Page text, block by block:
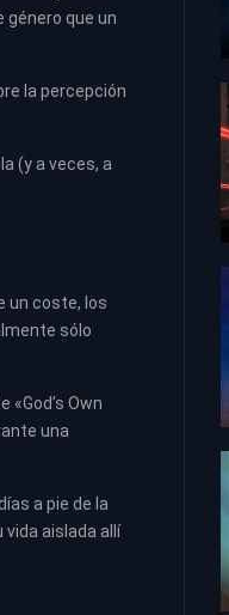
que un
la percepción
(y a veces, a
un coste, los
sólo
Own
una
a pie de la
aislada allí